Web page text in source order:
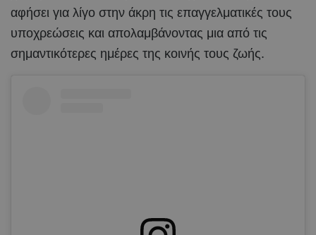
αφήσει για λίγο στην άκρη τις επαγγελματικές τους
υποχρεώσεις και απολαμβάνοντας μια από τις
σημαντικότερες ημέρες της κοινής τους ζωής.